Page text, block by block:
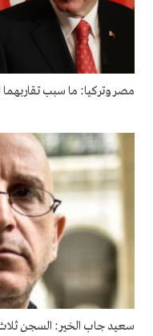
مصر وتركيا: ما سبب تقاربهما
سعيد جاب الخير: السجن